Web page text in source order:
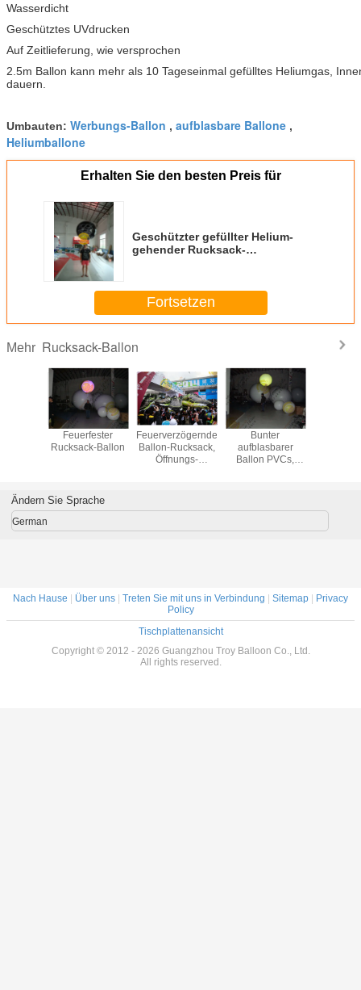
Wasserdicht
Geschütztes UVdrucken
Auf Zeitlieferung, wie versprochen
2.5m Ballon kann mehr als 10 Tageseinmal gefülltes Heliumgas,
dauern.
Umbauten: Werbungs-Ballon , aufblasbare Ballone ,
Heliumballone
Erhalten Sie den besten Preis für
Geschützter gefüllter Helium-
gehender Rucksack-
Fortsetzen
Mehr Rucksack-Ballon
Feuerfester
Rucksack-Ballon
Feuerverzögernder
Ballon-Rucksack,
Öffnungs-
Bunter
aufblasbarer
Ballon PVCs,
Ändern Sie Sprache
German
Nach Hause | Über uns | Treten Sie mit uns in Verbindung | Sitemap | Privacy
Policy
Tischplattenansicht
Copyright © 2012 - 2026 Guangzhou Troy Balloon Co., Ltd.
All rights reserved.